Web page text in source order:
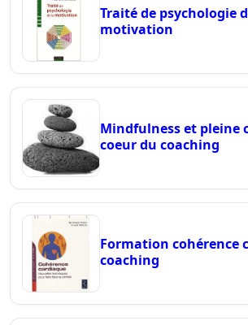
Traité de psychologie
motivation
Mindfulness et pleine
coeur du coaching
Formation cohérence
coaching